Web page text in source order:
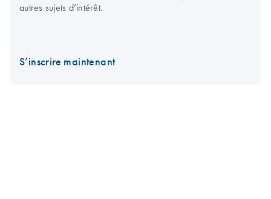
autres sujets d’intérêt.
S’inscrire maintenant